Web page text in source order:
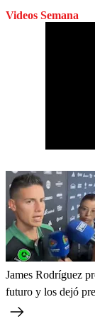
Videos Semana
James Rodríguez
futuro y los dejó